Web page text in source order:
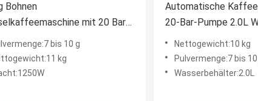
Bohnen
mit 20 Bar
bis 10 g
kg
Automatische
20-Bar-Pumpe 2.0L
1250W Leistung
Nettogewicht:10 kg
Pulvermenge:7 bis 10
Wasserbehälter:2.0L